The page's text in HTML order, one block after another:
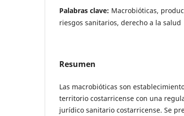
Palabras clave: Macrobióticas,
riesgos sanitarios, derecho a la salud
Resumen
Las macrobióticas son
territorio costarricense con una
jurídico sanitario costarricense. Se